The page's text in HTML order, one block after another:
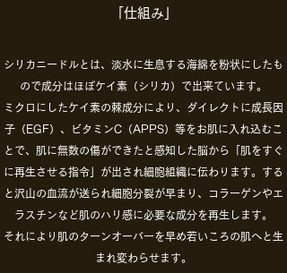
「仕組み」
シリカニードルとは、 淡水に生息する海綿を粉状にしたも
ので成分はほぼケイ素（シリカ）で出来ています。
ミクロにしたケイ素の棘成分により、ダイレクトに成長因
子（EGF）、ビタミンC（APPS）等をお肌に入れ込むこ
とで、肌に無数の傷ができたと感知した脳から「
肌をすぐ
に再生させる指令」が出され細胞組織に伝わります。 する
と沢山の血流が送られ細胞分裂が早まり、コラーゲンやエ
ラスチンなど 肌のハリ感に必要な成分を再生します。
それにより肌のターンオーバーを早め若いころの肌へと生
まれ変わらせます。